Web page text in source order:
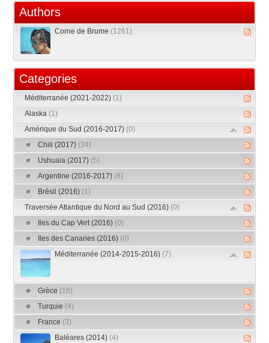
Authors
Corne de Brume (1261)
Categories
Méditerranée (2021-2022) (1)
Alaska (1)
Amérique du Sud (2016-2017) (0)
Chili (2017) (34)
Ushuaia (2017) (5)
Argentine (2016-2017) (8)
Brésil (2016) (1)
Traversée Atlantique du Nord au Sud (2016) (0)
Iles du Cap Vert (2016) (0)
Iles des Canaries (2016) (0)
Méditerranée (2014-2015-2016) (7)
Grèce (16)
Turquie (4)
France (3)
Baléares (2014) (4)